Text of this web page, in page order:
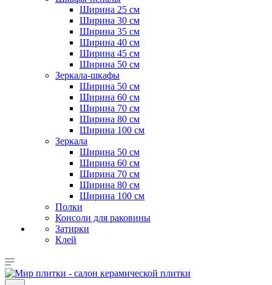
Ширина 25 см
Ширина 30 см
Ширина 35 см
Ширина 40 см
Ширина 45 см
Ширина 50 см
Зеркала-шкафы
Ширина 50 см
Ширина 60 см
Ширина 70 см
Ширина 80 см
Ширина 100 см
Зеркала
Ширина 50 см
Ширина 60 см
Ширина 70 см
Ширина 80 см
Ширина 100 см
Полки
Консоли для раковины
Затирки
Клей